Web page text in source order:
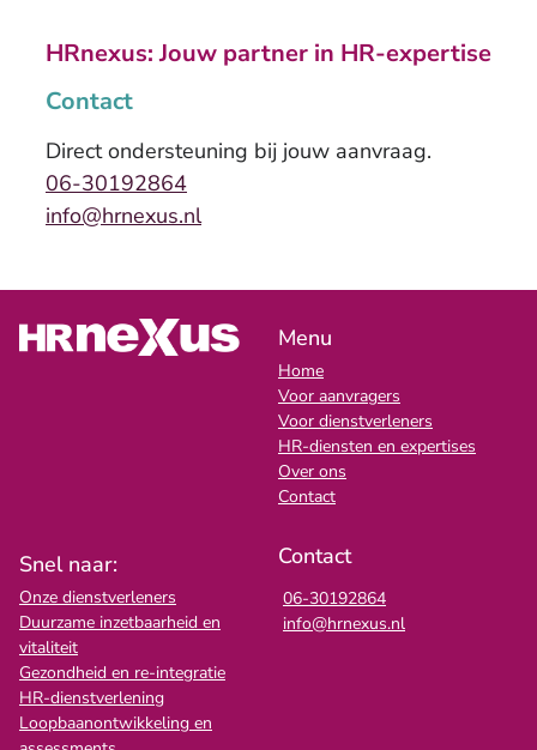
HRnexus: Jouw partner in HR-expertise
Contact
Direct ondersteuning bij jouw aanvraag.
06-30192864
info@hrnexus.nl
Menu
Home
Voor aanvragers
Voor dienstverleners
HR-diensten en expertises
Over ons
Contact
Snel naar:
Onze dienstverleners
Duurzame inzetbaarheid en
vitaliteit
Gezondheid en re-integratie
HR-dienstverlening
Loopbaanontwikkeling en
Contact
06-30192864
info@hrnexus.nl